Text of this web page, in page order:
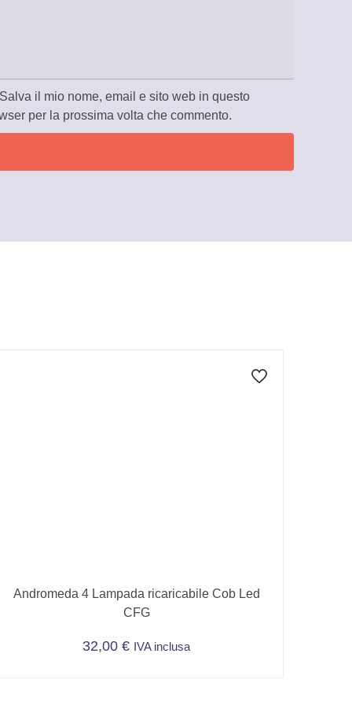
Salva il mio nome, email e sito web in questo
per la prossima volta che commento.
Andromeda 4 Lampada ricaricabile Cob Led
CFG
32,00€ IVA inclusa